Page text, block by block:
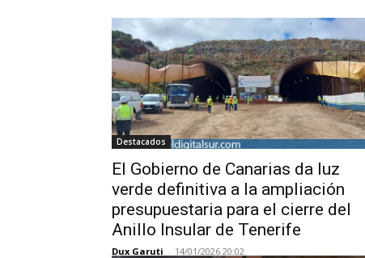
Destacados
El Gobierno de Canarias da luz
verde definitiva a la ampliación
presupuestaria para el cierre del
Anillo Insular de Tenerife
Dux Garuti - 14/01/2026 20:02